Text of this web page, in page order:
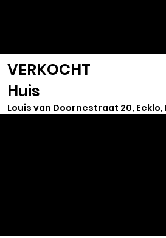
VERKOCHT
Huis
Louis van Doornestraat 20, Eeklo,